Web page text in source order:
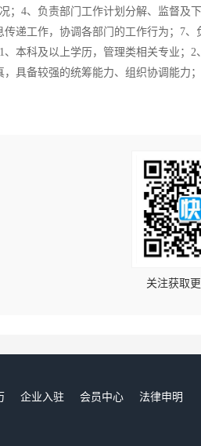
；4、负责部门工作计划分解、监督及
递工作，协调各部门的工作行为；7、
本科及以上学历，管理类相关专业；2
具备较强的统筹能力、组织协调能力
关注获取
企业入驻 会员中心
法律申明